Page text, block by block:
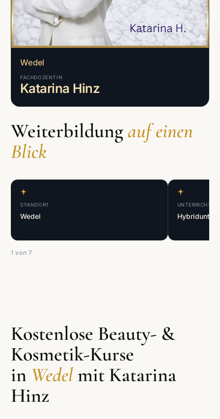
Wedel
FACHDOZENTIN
Katarina Hinz
Weiterbildungauf einen
Blick
STANDORT
Wedel
1 von 7
Kostenlose Beauty- &
Kosmetik-Kurse
in Wedelmit Katarina
Hinz